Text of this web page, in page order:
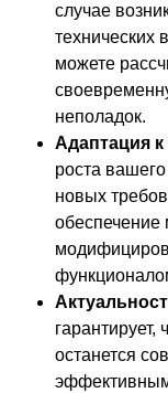
случае
технических
можете
неполадок.
Адаптация
роста
новых
обеспечение
останется